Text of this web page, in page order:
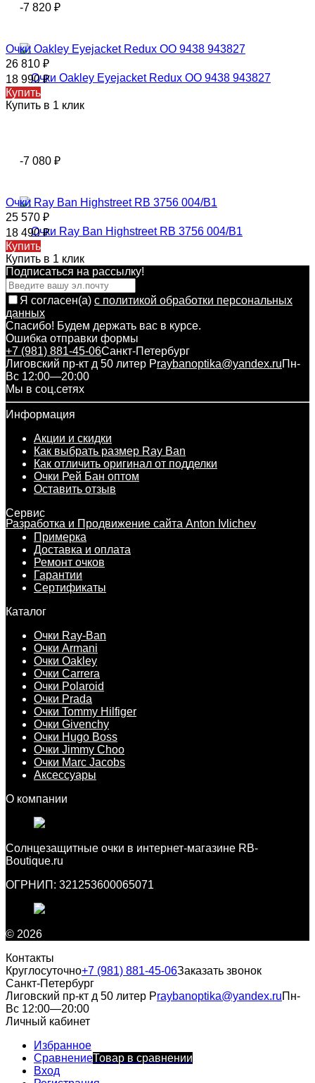
-7 820 ₽
Очки Oakley Eyejacket Redux OO 9438 943827
26 810 ₽
18 990₽
Купить
Купить в 1 клик
-7 080 ₽
Очки Ray Ban Highstreet RB 3756 004/B1
25 570 ₽
18 490₽
Купить
Купить в 1 клик
Подписаться на рассылкy!
Я согласен(a) с политикой обработки персональных
данных
Спасибо! Будем держать вас в курсе.
Ошибка отправки формы
+7 (981) 881-45-06Санкт-Петербург
Лиговский пр-кт д 50 литер Рraybanoptika@yandex.ruПн-
Вс 12:00—20:00
Мы в соц.сетях
Информация
Акции и скидки
Как выбрать размер Ray Ban
Как отличить оригинал от подделки
Очки Рей Бан оптом
Оставить отзыв
Разработка и Продвижение сайта Anton Ivlichev
Сервис
Примерка
Доставка и оплата
Ремонт очков
Гарантии
Сертификаты
Каталог
Очки Ray-Ban
Очки Armani
Очки Oakley
Очки Carrera
Очки Polaroid
Очки Prada
Очки Tommy Hilfiger
Очки Givenchy
Очки Hugo Boss
Очки Jimmy Choo
Очки Marc Jacobs
Аксессуары
О компании
Cолнцезащитные очки в интернет-магазине RB-
Boutique.ru
ОГРНИП: 321253600065071
© 2026
Контакты
Круглосуточно+7 (981) 881-45-06Заказать звонок
Санкт-Петербург
Лиговский пр-кт д 50 литер Рraybanoptika@yandex.ruПн-
Вс 12:00—20:00
Личный кабинет
Избранное
СравнениеТовар в сравнении
Вход